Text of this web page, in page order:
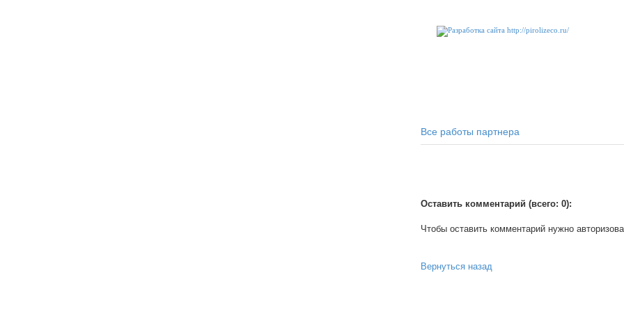
Все работы партнера
Оставить комментарий (всего: 0):
Чтобы оставить комментарий нужно
Вернуться назад